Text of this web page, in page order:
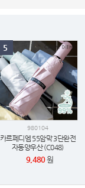
980104
카르페디엠 55암막 3단완전
자동양우산 (C048)
9,480원
5